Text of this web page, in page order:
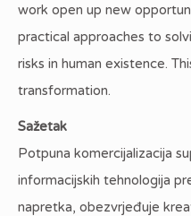
work open up new
practical approaches to
risks in human existence.
transformation.
Sažetak
Potpuna komercijalizacija
informacijskih tehnologija
napretka, obezvrjeđuje